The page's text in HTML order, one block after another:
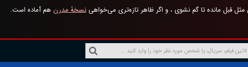
قبل مانده تا گم نشوی ، و اگر ظاهر تازه‌تری می‌خواهینسخهٔ مدرن هم آماده است.